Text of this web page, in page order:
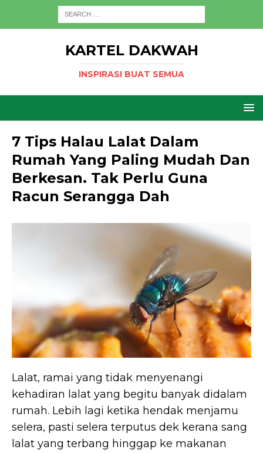
KARTEL DAKWAH
INSPIRASI BUAT SEMUA
7 Tips Halau Lalat Dalam
Rumah Yang Paling Mudah Dan
Berkesan. Tak Perlu Guna
Racun Serangga Dah
Lalat, ramai yang tidak menyenangi
kehadiran lalat yang begitu banyak didalam
rumah. Lebih lagi ketika hendak menjamu
selera, pasti selera terputus dek kerana sang
lalat yang terbang hinggap ke makanan